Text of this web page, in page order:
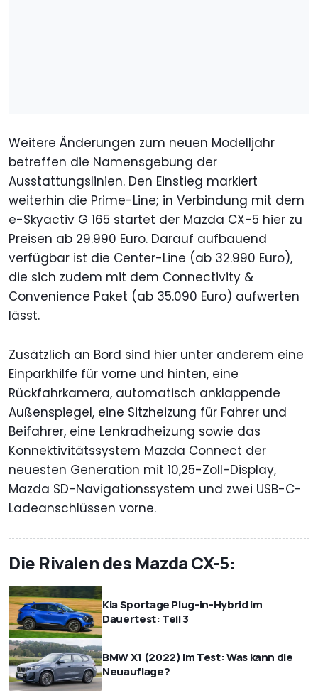
Weitere Änderungen zum neuen Modelljahr
betreffen die Namensgebung der
Ausstattungslinien. Den Einstieg markiert
weiterhin die Prime-Line; in Verbindung mit dem
e-Skyactiv G 165 startet der Mazda CX-5 hier zu
Preisen ab 29.990 Euro. Darauf aufbauend
verfügbar ist die Center-Line (ab 32.990 Euro),
die sich zudem mit dem Connectivity &
Convenience Paket (ab 35.090 Euro) aufwerten
lässt.
Zusätzlich an Bord sind hier unter anderem eine
Einparkhilfe für vorne und hinten, eine
Rückfahrkamera, automatisch anklappende
Außenspiegel, eine Sitzheizung für Fahrer und
Beifahrer, eine Lenkradheizung sowie das
Konnektivitätssystem Mazda Connect der
neuesten Generation mit 10,25-Zoll-Display,
Mazda SD-Navigationssystem und zwei USB-C-
Ladeanschlüssen vorne.
Die Rivalen des Mazda CX-5:
Kia Sportage Plug-in-Hybrid im
Dauertest: Teil 3
BMW X1 (2022) im Test: Was kann die
Neuauflage?